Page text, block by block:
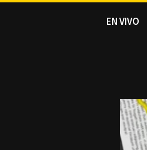
EN VIVO